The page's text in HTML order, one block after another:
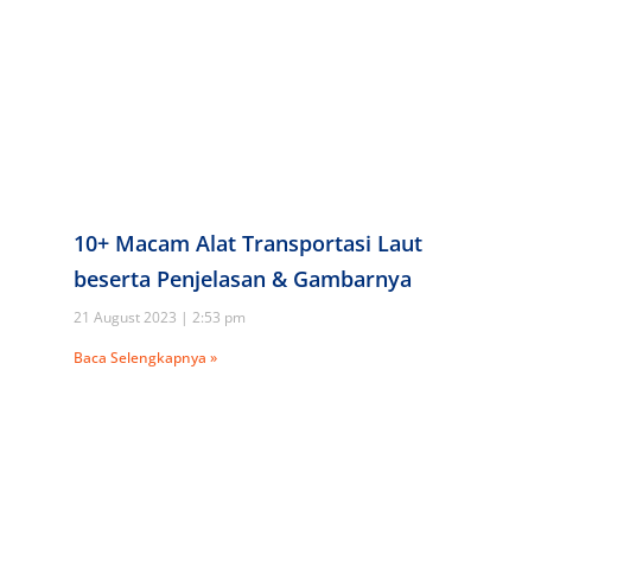
10+ Macam Alat Transportasi Laut
beserta Penjelasan & Gambarnya
21 August 2023
2:53 pm
Baca Selengkapnya »